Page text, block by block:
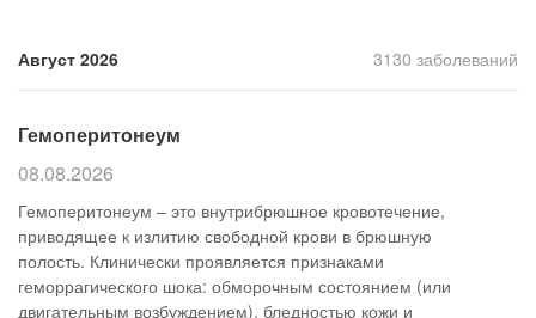
Август 2026 3130 заболеваний
Гемоперитонеум
08.08.2026
Гемоперитонеум – это внутрибрюшное кровотечение,
приводящее к излитию свободной крови в брюшную
полость. Клинически проявляется признаками
геморрагического шока: обморочным состоянием (или
двигательным возбуждением), бледностью кожи и